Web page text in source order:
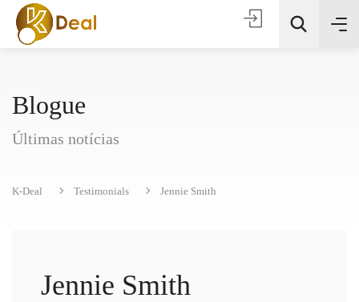
Blogue
Últimas notícias
K-Deal Testimonials Jennie Smith
Jennie Smith